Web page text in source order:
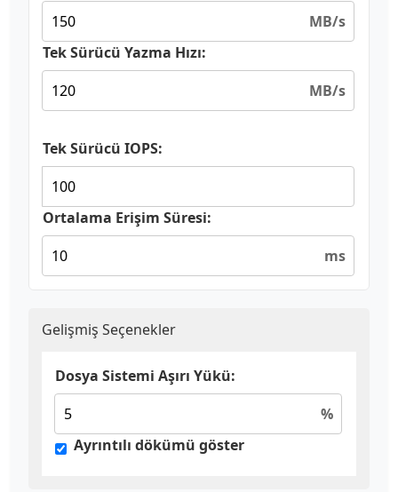
MB/s
Tek Sürücü Yazma Hızı:
MB/s
Tek Sürücü IOPS:
Ortalama Erişim Süresi:
ms
Gelişmiş Seçenekler
Dosya Sistemi Aşırı Yükü:
%
Ayrıntılı dökümü göster